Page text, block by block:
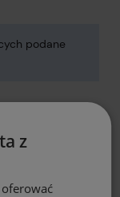
podane
z